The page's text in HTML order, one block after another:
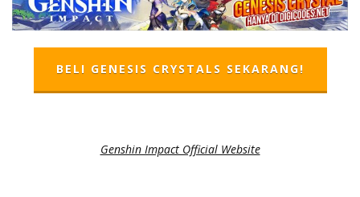
BELI GENESIS CRYSTALS SEKARANG!
Genshin Impact Official Website